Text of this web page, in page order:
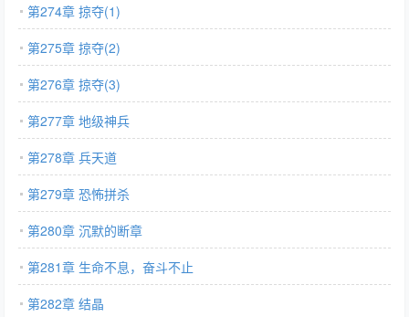
第274章 掠夺(1)
第275章 掠夺(2)
第276章 掠夺(3)
第277章 地级神兵
第278章 兵天道
第279章 恐怖拼杀
第280章 沉默的断章
第281章 生命不息，奋斗不止
第282章 结晶